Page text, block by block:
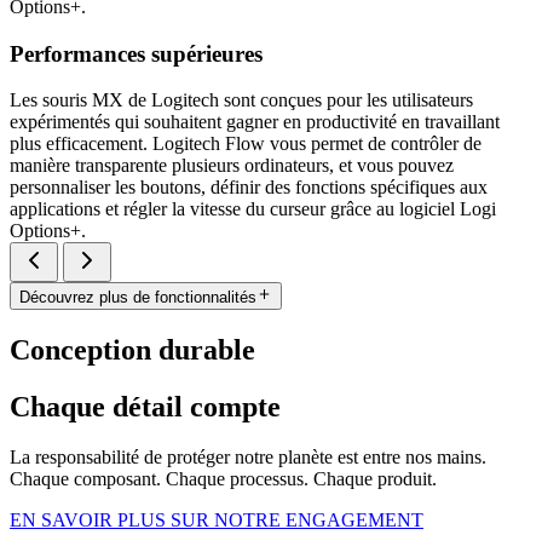
Options+.
Performances supérieures
Les souris MX de Logitech sont conçues pour les utilisateurs
expérimentés qui souhaitent gagner en productivité en travaillant
plus efficacement. Logitech Flow vous permet de contrôler de
manière transparente plusieurs ordinateurs, et vous pouvez
personnaliser les boutons, définir des fonctions spécifiques aux
applications et régler la vitesse du curseur grâce au logiciel Logi
Options+.
Découvrez plus de fonctionnalités
Conception durable
Chaque détail compte
La responsabilité de protéger notre planète est entre nos mains.
Chaque composant. Chaque processus. Chaque produit.
EN SAVOIR PLUS SUR NOTRE ENGAGEMENT